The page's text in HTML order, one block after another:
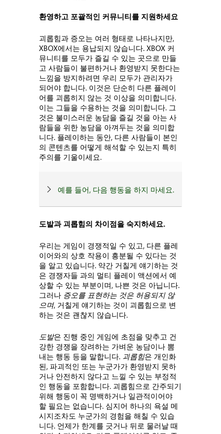
환영하고 포괄적인 커뮤니티를 지원하세요
괴롭힘과 증오는 여러 형태로 나타나지만,
XBOX에서는 용납되지 않습니다. XBOX 커
뮤니티를 모두가 즐길 수 있는 곳으로 만들
고 사람들이 불편하거나 환영받지 못한다는
느낌을 방지하려면 우리 모두가 관리자가
되어야 합니다. 이것은 단순히 다른 플레이
어를 괴롭히지 않는 것 이상을 의미합니다.
이는 그들을 수용하는 것을 의미합니다. 그
것은 불미스러운 농담을 즐길 것을 아는 사
람들을 위한 농담을 아껴두는 것을 의미합
니다. 플레이하는 동안, 다른 사람들이 본인
의 콘텐츠를 어떻게 해석할 수 있는지 특히
주의를 기울이세요.
예를 들어, 다음 행동을 하지 마세요.
도발과 괴롭힘의 차이점을 숙지하세요.
우리는 게임이 경쟁적일 수 있고, 다른 플레
이어와의 상호 작용이 흥분될 수 있다는 것
을 알고 있습니다. 약간 거칠게 얘기하는 것
은 경쟁자들 과의 멀티 플레이 액션에서 예
상할 수 있는 부분이며, 나쁜 것은 아닙니다.
그러나 증오를 표현하는 것은 허용되지 않
으며, 거칠게 얘기하는 것이 괴롭힘으로 변
하는 것은 괜찮지 않습니다.
도발은 진행 중인 게임에 초점을 맞추고 건
강한 경쟁을 장려하는 가벼운 농담이나 뽐
내는 행동 등을 말합니다. 괴롭힘은 개인화
된, 파괴적인 또는 누군가가 환영받지 못하
거나 안전하지 않다고 느낄 수 있는 부정적
인 행동을 포함합니다. 괴롭힘으로 간주되기
위해 행동이 꼭 명백하거나 일관적이어야
할 필요는 없습니다. 심지어 하나의 욕설 메
시지조차도 누군가의 경험을 해칠 수 있습
니다. 언제가 한계를 긋거나 뒤로 물러날 때